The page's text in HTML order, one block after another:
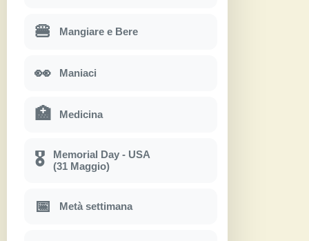
🍔 Mangiare e Bere
👀 Maniaci
🏥 Medicina
🎖
Memorial Day - USA
(31 Maggio)
📅 Metà settimana